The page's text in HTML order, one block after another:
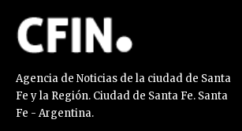
Agencia de Noticias de la ciudad de Santa
Fe y la Región. Ciudad de Santa Fe. Santa
Fe - Argentina.